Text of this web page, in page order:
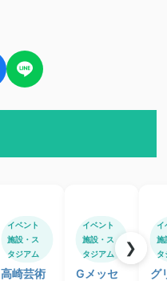
イベント
施設・ス
タジアム
高崎芸術
イベント
施設・ス
タジアム
Gメッセ
イ
施
タ
グ
❯